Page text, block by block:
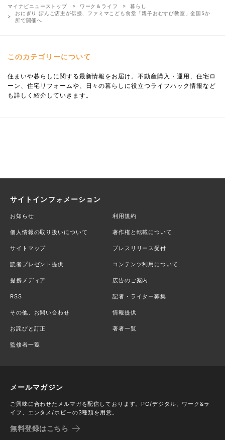
マイナビニューストップ ワーク＆ライフ
暮らし
おにぎり ぼんご店主が伝授、ファミマこども食堂「親子おむすび教室」全国5か
所で開催へ
このカテゴリーについて
住まいや暮らしに関する最新情報をお届け。不動産購入・運用、住宅ロ
ーン、住宅リフォームや、日々の暮らしに役立つライフハック情報など
も詳しく紹介していきます。
サイトインフォメーション
お知らせ 利用規約
個人情報の取り扱いについて 著作権と転載について
サイトマップ プレスリリース受付
読者プレゼント提供 コンテンツ利用について
提携メディア 広告のご案内
RSS 記者・ライター募集
その他、お問い合わせ 情報提供
お詫びと訂正 著者一覧
監修者一覧
メールマガジン
ご興味に合わせたメルマガを配信しております。PC/デジタル、ワーク&ラ
イフ、エンタメ/ホビーの3種類を用意。
無料登録はこちら